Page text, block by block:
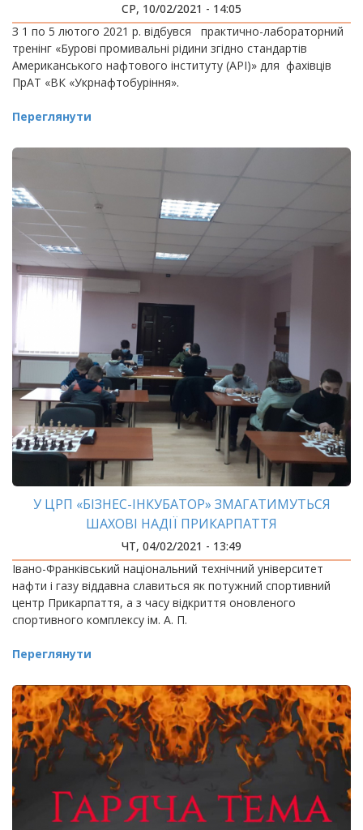
СР, 10/02/2021 - 14:05
З 1 по 5 лютого 2021 р. відбувся практично-лабораторний
тренінг «Бурові промивальні рідини згідно стандартів
Американського нафтового інституту (API)» для фахівців
ПрАТ «ВК «Укрнафтобуріння».
Переглянути
У ЦРП «БІЗНЕС-ІНКУБАТОР» ЗМАГАТИМУТЬСЯ
ШАХОВІ НАДІЇ ПРИКАРПАТТЯ
ЧТ, 04/02/2021 - 13:49
Івано-Франківський національний технічний університет
нафти і газу віддавна славиться як потужний спортивний
центр Прикарпаття, а з часу відкриття оновленого
спортивного комплексу ім. А. П.
Переглянути